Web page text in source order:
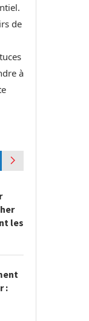
de
à
les
: